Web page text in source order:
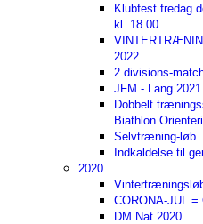
Klubfest fredag
kl. 18.00
2022
2.divisions-
JFM - Lang 2021
Dobbelt
Biathlon
Selvtræning-løb
Indkaldelse til
2020
CORONA-JUL
DM Nat 2020